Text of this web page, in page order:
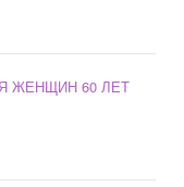
ЖЕНЩИН 60 ЛЕТ